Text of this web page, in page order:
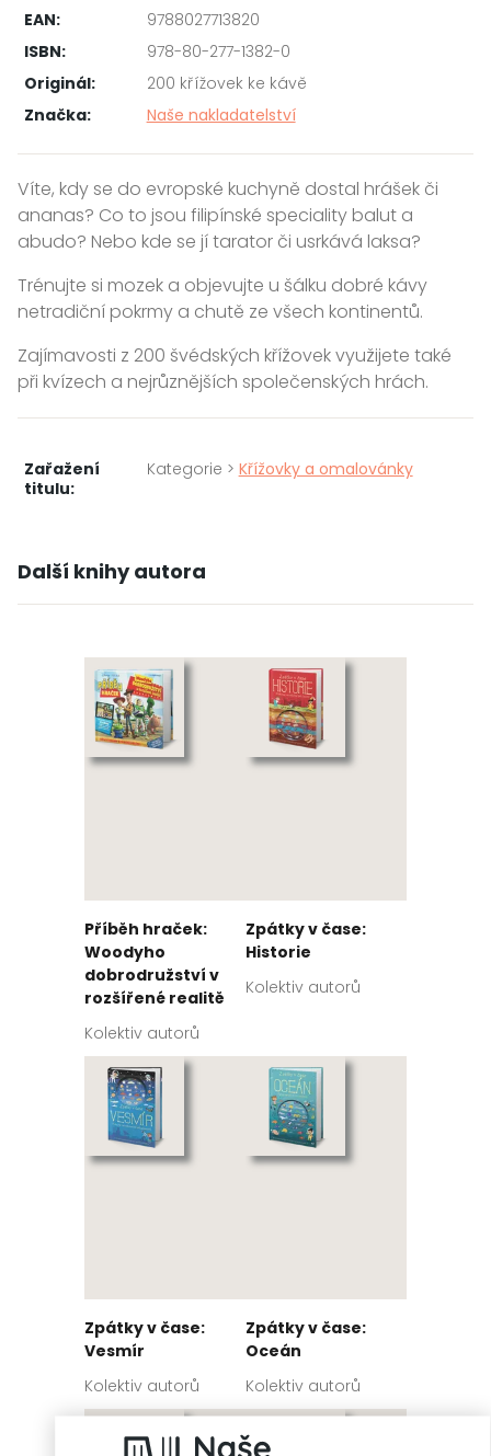
EAN:
9788027713820
ISBN:
978-80-277-1382-0
Originál:
200 křížovek ke kávě
Značka:
Naše nakladatelství
Víte, kdy se do evropské kuchyně dostal hrášek či
ananas? Co to jsou filipínské speciality balut a
abudo? Nebo kde se jí tarator či usrkává laksa?
Trénujte si mozek a objevujte u šálku dobré kávy
netradiční pokrmy a chutě ze všech kontinentů.
Zajímavosti z 200 švédských křížovek využijete také
při kvízech a nejrůznějších společenských hrách.
Zařažení
titulu:
Kategorie > Křížovky a omalovánky
Další knihy autora
Příběh hraček:
Woodyho
dobrodružství v
rozšířené realitě
Kolektiv autorů
Zpátky v čase:
Historie
Kolektiv autorů
Zpátky v čase:
Vesmír
Kolektiv autorů
Zpátky v čase:
Oceán
Kolektiv autorů